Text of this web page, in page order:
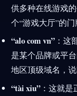
供多种在线游戏
个“游戏大厅”的门
“alo com vn” ：这
是某个品牌或平
地区顶级域名，
“tài xỉu” ：这就